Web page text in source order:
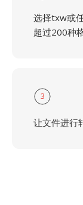
选择txw或
超过200种
3
让文件进行